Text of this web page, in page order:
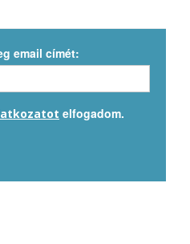
email címét:
elfogadom.